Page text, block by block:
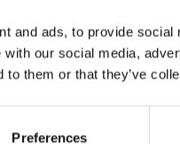
and ads, to provide
our social media,
to them or that they’ve
Preferences